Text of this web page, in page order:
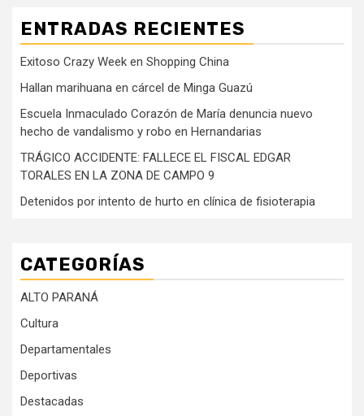
ENTRADAS RECIENTES
Exitoso Crazy Week en Shopping China
Hallan marihuana en cárcel de Minga Guazú
Escuela Inmaculado Corazón de María denuncia nuevo
hecho de vandalismo y robo en Hernandarias
TRÁGICO ACCIDENTE: FALLECE EL FISCAL EDGAR
TORALES EN LA ZONA DE CAMPO 9
Detenidos por intento de hurto en clínica de fisioterapia
CATEGORÍAS
ALTO PARANÁ
Cultura
Departamentales
Deportivas
Destacadas